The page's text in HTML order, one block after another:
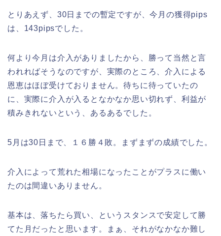
とりあえず、30日までの暫定ですが、今月の獲得pips
は、143pipsでした。
何より今月は介入がありましたから、勝って当然と言
われればそうなのですが、実際のところ、介入による
恩恵はほぼ受けておりません。待ちに待っていたの
に、実際に介入が入るとなかなか思い切れず、利益が
積みきれないという、あるあるでした。
5月は30日まで、１６勝４敗。まずまずの成績でした。
介入によって荒れた相場になったことがプラスに働い
たのは間違いありません。
基本は、落ちたら買い、というスタンスで安定して勝
てた月だったと思います。まぁ、それがなかなか難し